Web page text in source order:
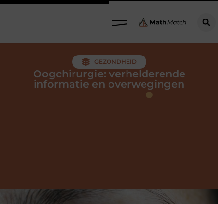
GEZONDHEID
Oogchirurgie: verhelderende
informatie en overwegingen